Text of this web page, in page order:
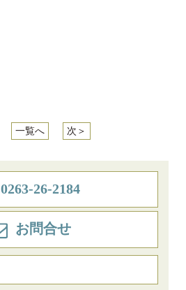
一覧へ 次＞
0263-26-2184
お問合せ